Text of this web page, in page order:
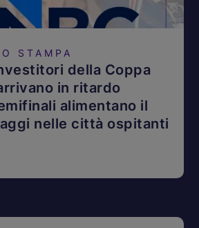
STAMPA
della Coppa
in ritardo
alimentano il
nelle città ospitanti